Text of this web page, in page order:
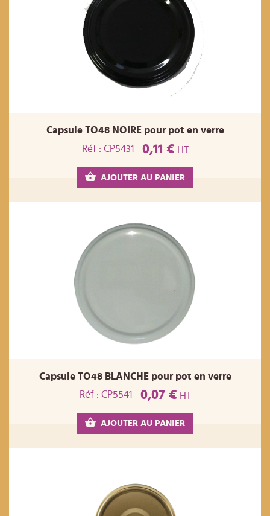
Capsule TO48 NOIRE pour pot en verre
Réf : CP5431
0,11 € HT
AJOUTER AU PANIER
Capsule TO48 BLANCHE pour pot en verre
Réf : CP5541
0,07 € HT
AJOUTER AU PANIER